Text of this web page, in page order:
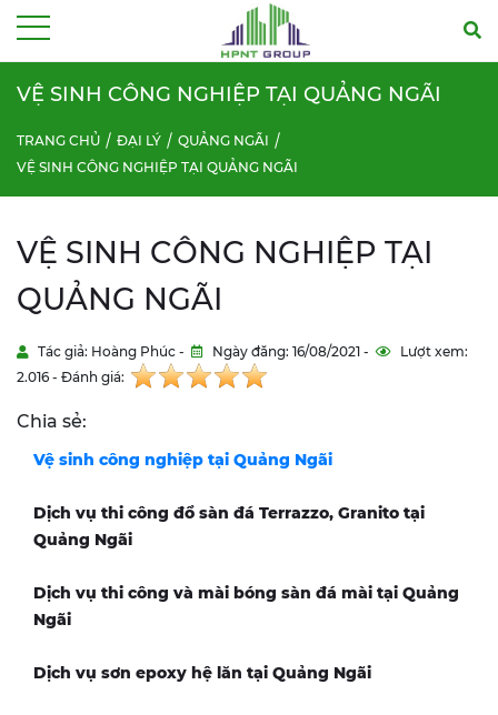
VỆ SINH CÔNG NGHIỆP TẠI QUẢNG NGÃI
TRANG CHỦ ĐẠI LÝ
QUẢNG NGÃI
VỆ SINH CÔNG NGHIỆP TẠI QUẢNG NGÃI
VỆ SINH CÔNG NGHIỆP TẠI
QUẢNG NGÃI
Tác giả: Hoàng Phúc - Ngày đăng: 16/08/2021 -
Lượt xem:
2.016 - Đánh giá:
Chia sẻ:
Vệ sinh công nghiệp tại Quảng Ngãi
Dịch vụ thi công đổ sàn đá Terrazzo, Granito tại
Quảng Ngãi
Dịch vụ thi công và mài bóng sàn đá mài tại Quảng
Ngãi
Dịch vụ sơn epoxy hệ lăn tại Quảng Ngãi